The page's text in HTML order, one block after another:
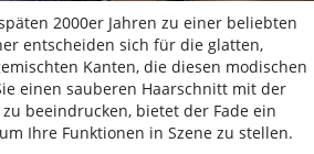
2000er Jahren zu einer beliebten
entscheiden sich für die glatten,
Kanten, die diesen modischen
einen sauberen Haarschnitt mit der
beeindrucken, bietet der Fade ein
Ihre Funktionen in Szene zu stellen.